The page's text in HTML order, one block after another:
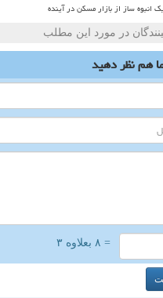
انبوه ساز از بازار مسکن در آینده
در مورد این مطلب
همنظر دهید
= ۸ بعلاوه ۳